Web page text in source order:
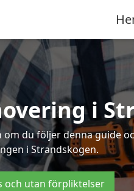
i
du följer denna guide
i Strandskogen.
och utan förpliktelser